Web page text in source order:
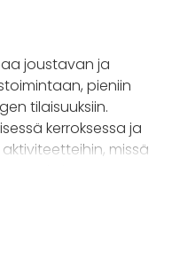
joustavan ja
pieniin
tilaisuuksiin.
kerroksessa ja
missä
tärkeitä.
vaivattomasti.